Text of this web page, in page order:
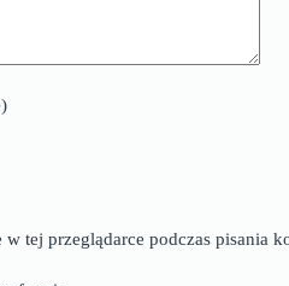
w tej przeglądarce podczas pisania